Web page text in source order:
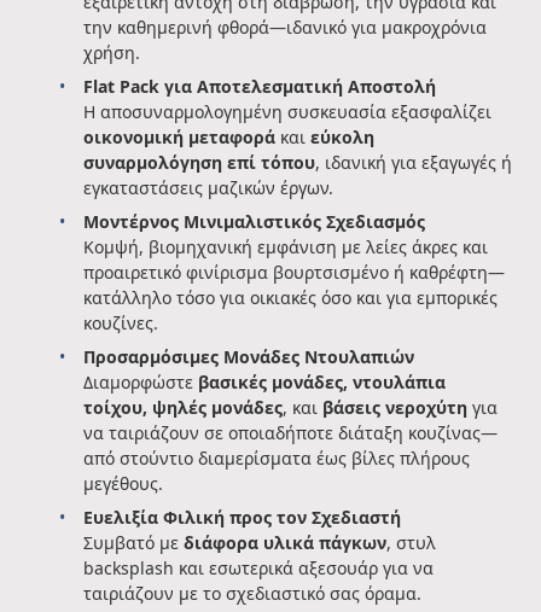
την καθημερινή φθορά—ιδανικό για μακροχρόνια
χρήση.
Flat Pack για Αποτελεσματική Αποστολή
Η αποσυναρμολογημένη συσκευασία εξασφαλίζει
οικονομική μεταφορά και εύκολη
συναρμολόγηση επί τόπου, ιδανική για εξαγωγές ή
εγκαταστάσεις μαζικών έργων.
Μοντέρνος Μινιμαλιστικός Σχεδιασμός
Κομψή, βιομηχανική εμφάνιση με λείες άκρες και
προαιρετικό φινίρισμα βουρτσισμένο ή καθρέφτη—
κατάλληλο τόσο για οικιακές όσο και για εμπορικές
κουζίνες.
Προσαρμόσιμες Μονάδες Ντουλαπιών
Διαμορφώστε βασικές μονάδες, ντουλάπια
τοίχου, ψηλές μονάδες, και βάσεις νεροχύτη για
να ταιριάζουν σε οποιαδήποτε διάταξη κουζίνας—
από στούντιο διαμερίσματα έως βίλες πλήρους
μεγέθους.
Ευελιξία Φιλική προς τον Σχεδιαστή
Συμβατό με διάφορα υλικά πάγκων, στυλ
backsplash και εσωτερικά αξεσουάρ για να
ταιριάζουν με το σχεδιαστικό σας όραμα.